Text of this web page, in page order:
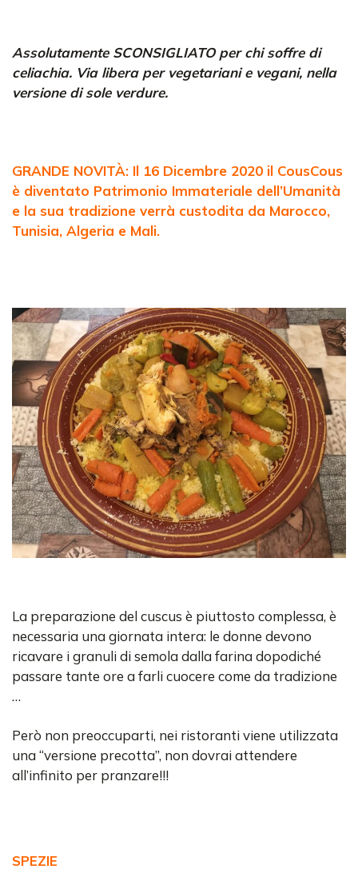
Assolutamente SCONSIGLIATO per chi soffre di
celiachia. Via libera per vegetariani e vegani, nella
versione di sole verdure.
GRANDE NOVITÀ: Il 16 Dicembre 2020 il CousCous
è diventato Patrimonio Immateriale dell’Umanità
e la sua tradizione verrà custodita da Marocco,
Tunisia, Algeria e Mali.
La preparazione del cuscus è piuttosto complessa, è
necessaria una giornata intera: le donne devono
ricavare i granuli di semola dalla farina dopodiché
passare tante ore a farli cuocere come da tradizione
…
Però non preoccuparti, nei ristoranti viene utilizzata
una “versione precotta”, non dovrai attendere
all’infinito per pranzare!!!
SPEZIE